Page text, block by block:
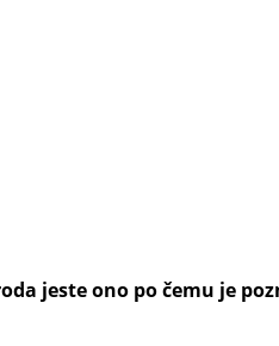
jeste ono po čemu je